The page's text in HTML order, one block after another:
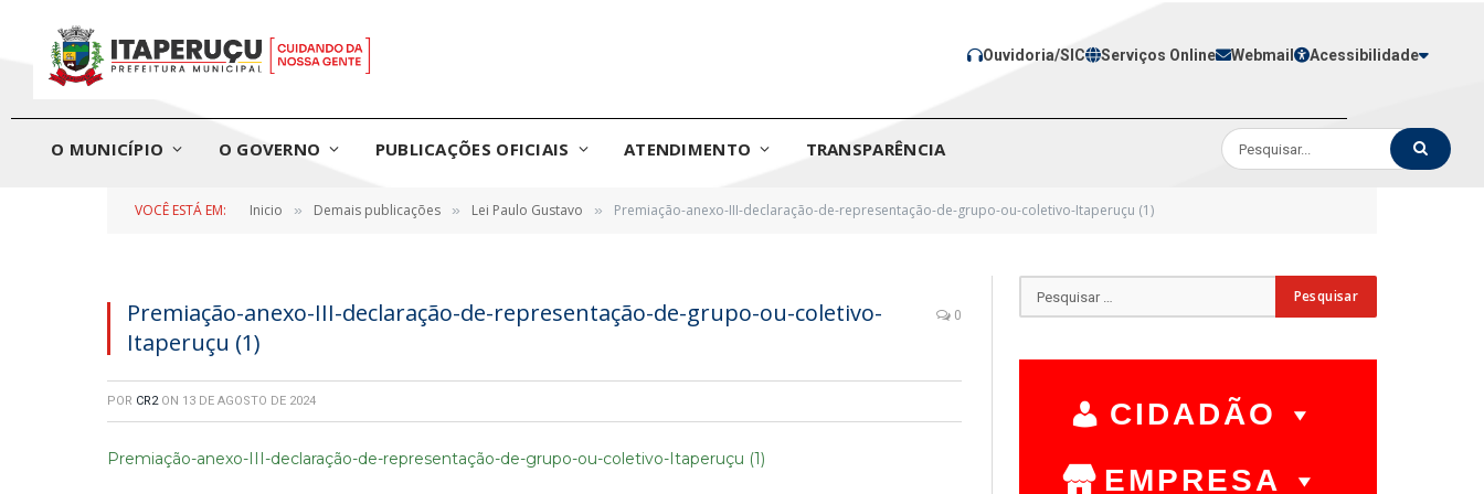
Ouvidoria/SIC Serviços Online Webmail Acessibilidade
O MUNICÍPIO O GOVERNO PUBLICAÇÕES OFICIAIS ATENDIMENTO TRANSPARÊNCIA
VOCÊ ESTÁ EM: Inicio » Demais publicações » Lei Paulo Gustavo » Premiação-anexo-III-declaração-de-representação-de-grupo-ou-coletivo-Itaperuçu (1)
Premiação-anexo-III-declaração-de-representação-de-grupo-ou-coletivo-
Itaperuçu (1)
0
POR CR2 ON 13 DE AGOSTO DE 2024
Premiação-anexo-III-declaração-de-representação-de-grupo-ou-coletivo-Itaperuçu (1)
CIDADÃO
EMPRESA